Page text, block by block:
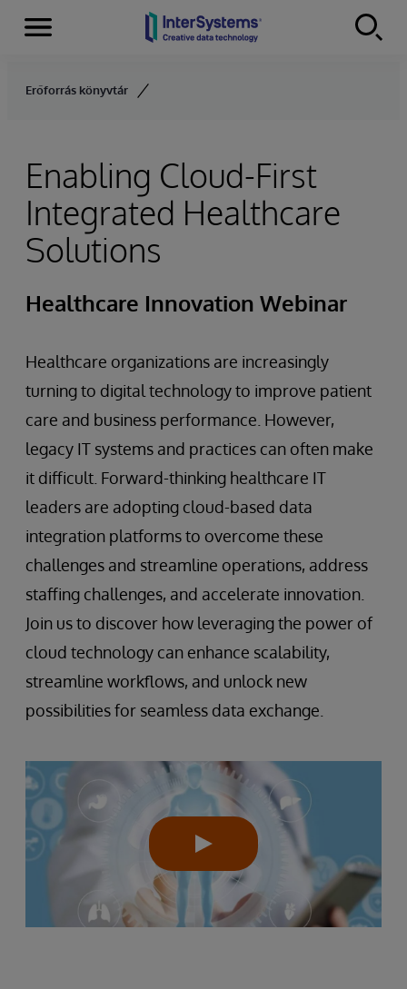
Skip to content
Menu
Erőforrás könyvtár
Enabling Cloud-First
Integrated Healthcare
Solutions
Healthcare Innovation Webinar
Healthcare organizations are increasingly
turning to digital technology to improve patient
care and business performance. However,
legacy IT systems and practices can often make
it difficult. Forward-thinking healthcare IT
leaders are adopting cloud-based data
integration platforms to overcome these
challenges and streamline operations, address
staffing challenges, and accelerate innovation.
Join us to discover how leveraging the power of
cloud technology can enhance scalability,
streamline workflows, and unlock new
possibilities for seamless data exchange.